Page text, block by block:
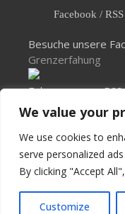
We value your
We use cookies to
serve personalized
By clicking "Accept
Customize
Facebook /
Besuche unsere
Grenzerfahung
Folge unserem
Buche unseren
©
Impressum